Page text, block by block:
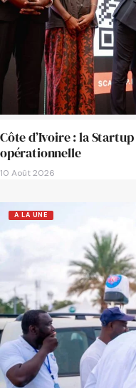
Côte d’Ivoire : la
opérationnelle
10 Août 2026
A LA UNE